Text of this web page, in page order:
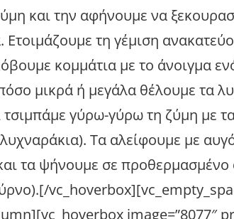
και την αφήνουμε να
τη γέμιση
κομμάτια με το άνοιγμα
μικρά ή μεγάλα θέλουμε τα
γύρω-γύρω τη ζύμη με
Τα αλείφουμε με
τα ψήνουμε σε
image=”8077″